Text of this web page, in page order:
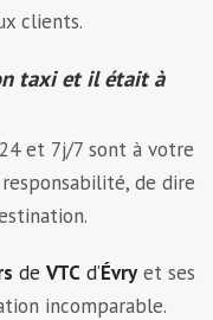
clients.
taxi et il était à
et 7j/7 sont à votre
responsabilité, de dire
de VTC d’Évry et ses
incomparable.